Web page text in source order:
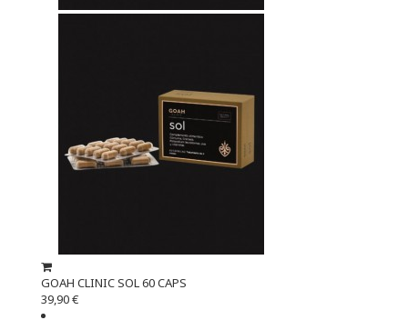
GOAH CLINIC SOL 60 CAPS
39,90 €